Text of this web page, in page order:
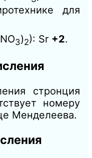
для
3)2): Sr +2.
стронция
номеру
Менделеева.